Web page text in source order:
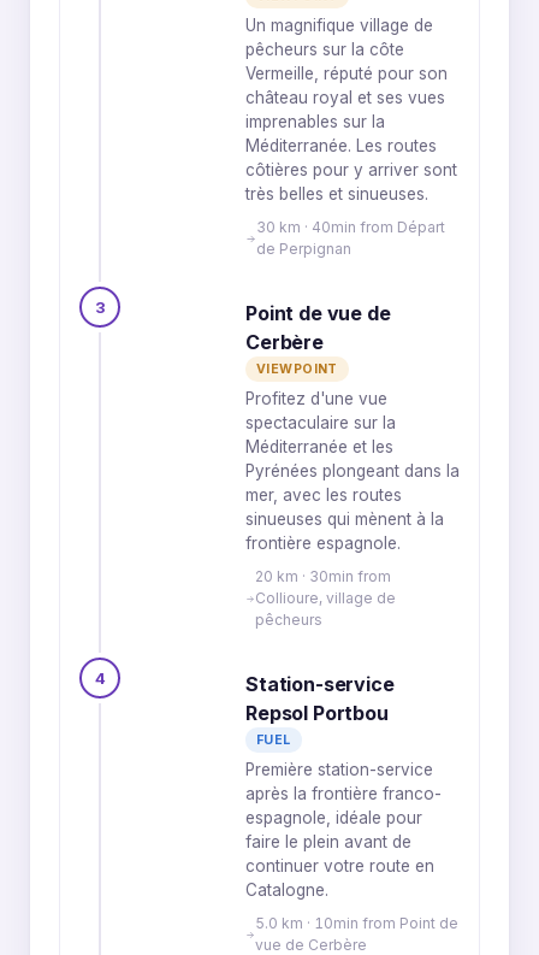
Un magnifique village de
pêcheurs sur la côte
Vermeille, réputé pour son
château royal et ses vues
imprenables sur la
Méditerranée. Les routes
côtières pour y arriver sont
très belles et sinueuses.
30 km · 40min from Départ
de Perpignan
3
Point de vue de
Cerbère
VIEWPOINT
Profitez d'une vue
spectaculaire sur la
Méditerranée et les
Pyrénées plongeant dans la
mer, avec les routes
sinueuses qui mènent à la
frontière espagnole.
20 km · 30min from
Collioure, village de
pêcheurs
4
Station-service
Repsol Portbou
FUEL
Première station-service
après la frontière franco-
espagnole, idéale pour
faire le plein avant de
continuer votre route en
Catalogne.
5.0 km · 10min from Point de
vue de Cerbère